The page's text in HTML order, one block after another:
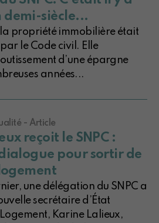
demi-siècle...
la propriété immobilière était
le Code civil. Elle
d’une épargne
années...
- Article
reçoit le SNPC :
pour sortir de
une délégation du SNPC a
secrétaire d’État
Karine Lalieux,